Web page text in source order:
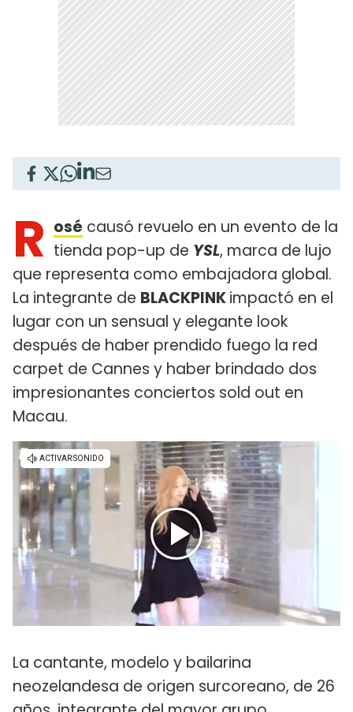
R osé causó revuelo en un evento de la
tienda pop-up de YSL, marca de lujo
que representa como embajadora global.
La integrante de BLACKPINKimpactó en el
lugar con un sensual y elegante look
después de haber prendido fuego la red
carpet de Cannes y haber brindado dos
impresionantes conciertos sold out en
Macau.
La cantante, modelo y bailarina
neozelandesa de origen surcoreano, de 26